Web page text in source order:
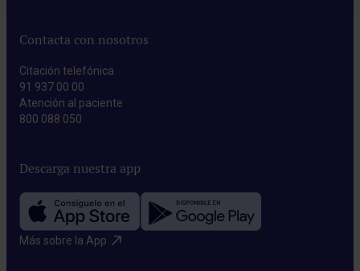
Contacta con nosotros
Citación telefónica
91 937 00 00
Atención al paciente
800 088 050
Descarga nuestra app
Más sobre la App​